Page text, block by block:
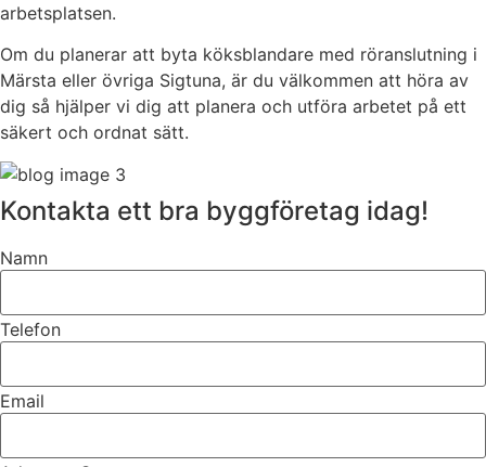
arbetsplatsen.
Om du planerar att byta köksblandare med röranslutning i
Märsta eller övriga Sigtuna, är du välkommen att höra av
dig så hjälper vi dig att planera och utföra arbetet på ett
säkert och ordnat sätt.
Kontakta ett bra byggföretag idag!
Namn
Telefon
Email